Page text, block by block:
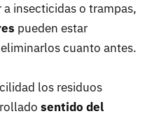
insecticidas o trampas,
pueden estar
cuanto antes.
los residuos
sentido del